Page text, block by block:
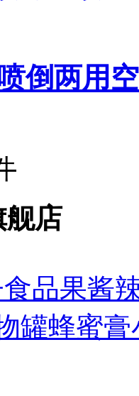
倒两用
舰店